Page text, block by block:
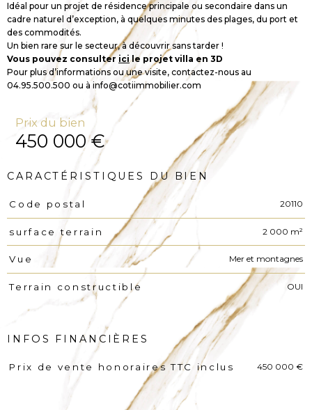
Idéal pour un projet de résidence principale ou secondaire dans un
cadre naturel d’exception, à quelques minutes des plages, du port et
des commodités.
Un bien rare sur le secteur, à découvrir sans tarder !
Vous pouvez consulter icile projet villa en 3D
Pour plus d’informations ou une visite, contactez-nous au
04.95.500.500 ou à info@cotiimmobilier.com
Prix du bien
450 000 €
CARACTÉRISTIQUES DU BIEN
Caractéristiques
Code postal 20110
surface terrain 2 000 m²
Vue Mer et montagnes
Terrain constructible OUI
INFOS FINANCIÈRES
Caractéristiques Valeurs
Prix de vente honoraires TTC inclus 450 000 €